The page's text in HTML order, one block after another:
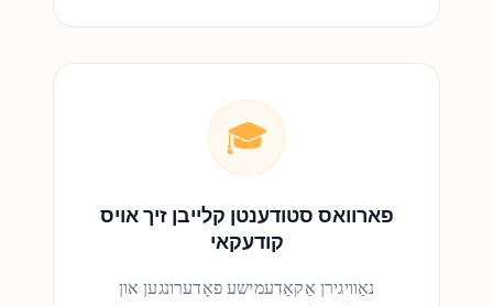
🎓
פארוואס סטודענטן קלייבן זיך אויס
קודעקאי
נאַוויגירן אַקאַדעמישע פאָדערונגען און